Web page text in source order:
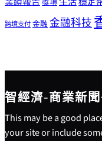
獎項
跨境支付金融 金融科技
智經濟-商業新
This may be a good
your site or include